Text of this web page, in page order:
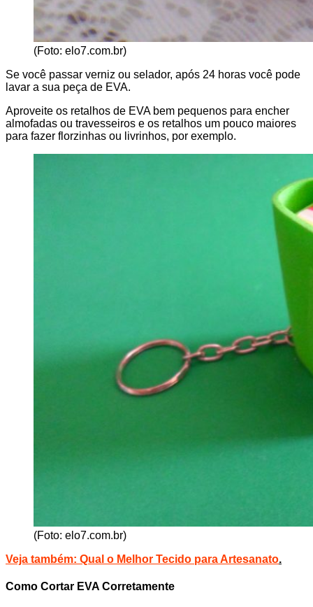
(Foto: elo7.com.br)
Se você passar verniz ou selador, após 24 horas você pode
lavar a sua peça de EVA.
Aproveite os retalhos de EVA bem pequenos para encher
almofadas ou travesseiros e os retalhos um pouco maiores
para fazer florzinhas ou livrinhos, por exemplo.
(Foto: elo7.com.br)
Veja também: Qual o Melhor Tecido para Artesanato.
Como Cortar EVA Corretamente